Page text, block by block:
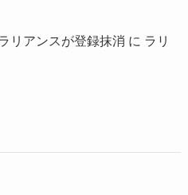
リアンスが登録抹消 に ラリ